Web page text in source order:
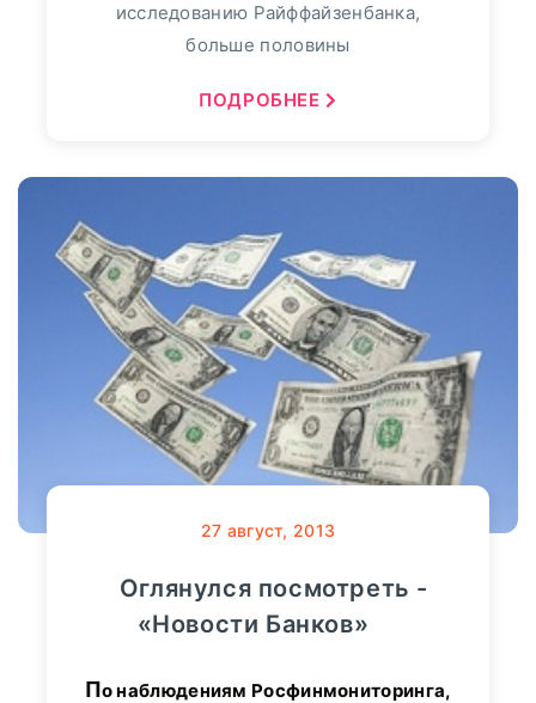
исследованию Райффайзенбанка,
больше половины
ПОДРОБНЕЕ
27 август, 2013
Оглянулся посмотреть -
«Новости Банков»
По наблюдениям Росфинмониторинга,